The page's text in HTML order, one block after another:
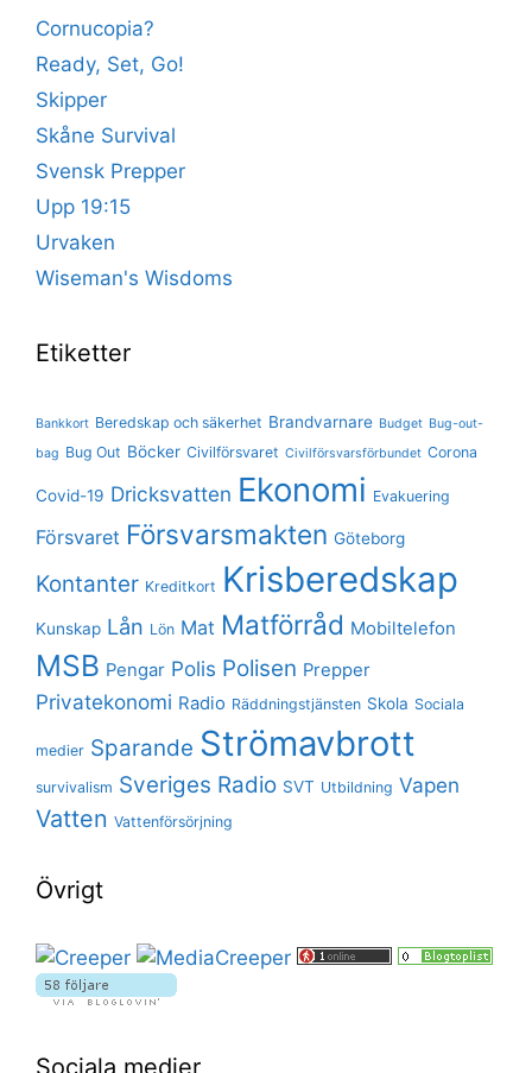
Cornucopia?
Ready, Set, Go!
Skipper
Skåne Survival
Svensk Prepper
Upp 19:15
Urvaken
Wiseman's Wisdoms
Etiketter
Bankkort Beredskap och säkerhet Brandvarnare Budget Bug-out-
bag Bug Out Böcker Civilförsvaret Civilförsvarsförbundet Corona
Covid-19 Dricksvatten Ekonomi Evakuering
Försvaret Försvarsmakten Göteborg
Kontanter Kreditkort Krisberedskap
Kunskap Lån Lön Mat Matförråd Mobiltelefon
MSB Pengar Polis Polisen Prepper
Privatekonomi Radio Räddningstjänsten Skola Sociala
medier Sparande Strömavbrott
survivalism Sveriges Radio SVT Utbildning Vapen
Vatten Vattenförsörjning
Övrigt
Sociala medier